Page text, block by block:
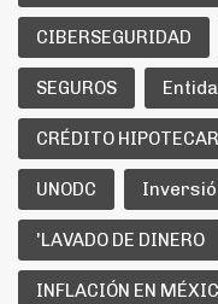
CIBERSEGURIDAD
SEGUROS
CRÉDITO
UNODC
'LAVADO DE DINERO
INFLACIÓN EN